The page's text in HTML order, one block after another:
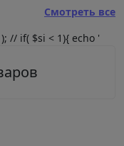
Смотреть все
// if( $si < 1){ echo '